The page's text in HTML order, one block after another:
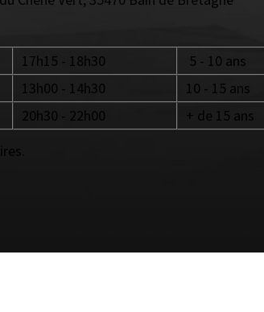
17h15 - 18h30
5 - 10 ans
13h00 - 14h30
10 - 15 ans
20h30 - 22h00
+ de 15 ans